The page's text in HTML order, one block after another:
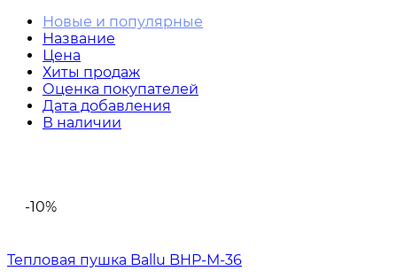
Новые и популярные
Название
Цена
Хиты продаж
Оценка покупателей
Дата добавления
В наличии
-10%
Тепловая пушка Ballu BHP-M-36